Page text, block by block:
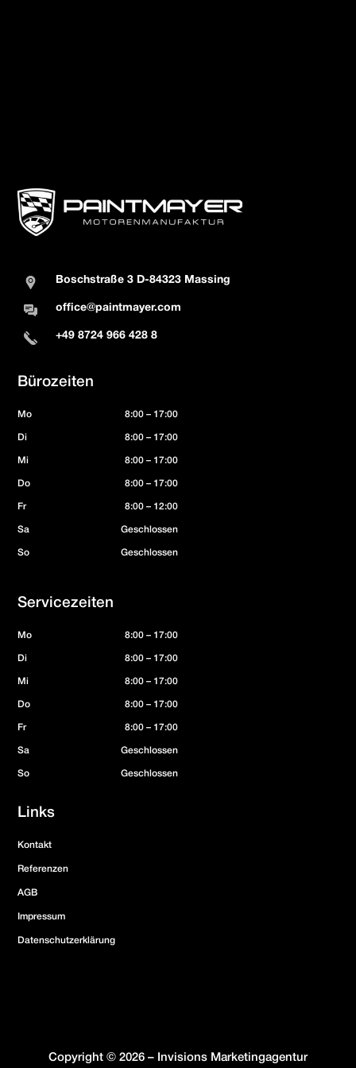
Boschstraße 3 D-84323 Massing
office@paintmayer.com
+49 8724 966 428 8
Bürozeiten
Mo 8:00 – 17:00
Di 8:00 – 17:00
Mi 8:00 – 17:00
Do 8:00 – 17:00
Fr 8:00 – 12:00
Sa Geschlossen
So Geschlossen
Servicezeiten
Mo 8:00 – 17:00
Di 8:00 – 17:00
Mi 8:00 – 17:00
Do 8:00 – 17:00
Fr 8:00 – 17:00
Sa Geschlossen
So Geschlossen
Links
Kontakt
Referenzen
AGB
Impressum
Datenschutzerklärung
Copyright © 2026 – Invisions Marketingagentur